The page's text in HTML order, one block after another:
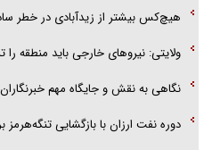
قصه ناتمام سرویس مدارس
آیا مقاومت فلسطین خلع‌سلاح می‌شود؟
هیچ‌کس بیشتر از زیدآبادی در خطر
ولایتی: نیرو‌های خارجی باید منطقه را
نگاهی به نقش و جایگاه مهم
دوره نفت ارزان با بازگشایی تنگه‌هرمز